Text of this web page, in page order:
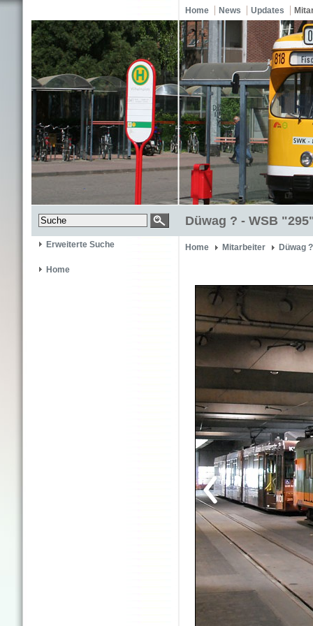
Home News Updates
Düwag ? - WSB
Erweiterte Suche
Home
Home Mitarbeiter Düwag ?